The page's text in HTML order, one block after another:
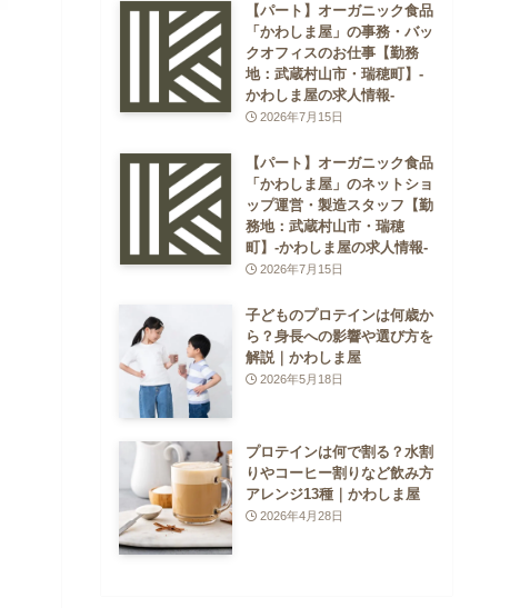
【パート】オーガニック食品
「かわしま屋」の事務・バッ
クオフィスのお仕事【勤務
地：武蔵村山市・瑞穂町】-
かわしま屋の求人情報-
2026年7月15日
【パート】オーガニック食品
「かわしま屋」のネットショ
ップ運営・製造スタッフ【勤
務地：武蔵村山市・瑞穂
町】-かわしま屋の求人情報-
2026年7月15日
子どものプロテインは何歳か
ら？身長への影響や選び方を
解説｜かわしま屋
2026年5月18日
プロテインは何で割る？水割
りやコーヒー割りなど飲み方
アレンジ13種｜かわしま屋
2026年4月28日